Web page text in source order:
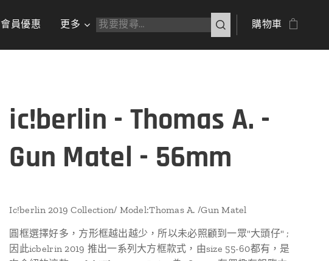
會員優惠 更多 購物車
ic!berlin - Thomas A. -
Gun Matel - 56mm
Ic!berlin 2019 Collection/ Model:Thomas A. /Gun Matel
圓框選擇好多，方形框越出越少，所以未必照顧到一眾"大頭仔" ;
因此icbelrin 2019 推出一系列大方框款式，由size 55-60都有，是